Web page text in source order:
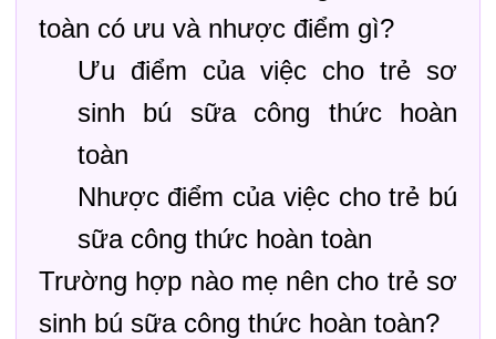
toàn có ưu và nhược điểm gì?
Ưu điểm của việc cho trẻ sơ
sinh bú sữa công thức hoàn
toàn
Nhược điểm của việc cho trẻ bú
sữa công thức hoàn toàn
Trường hợp nào mẹ nên cho trẻ sơ
sinh bú sữa công thức hoàn toàn?